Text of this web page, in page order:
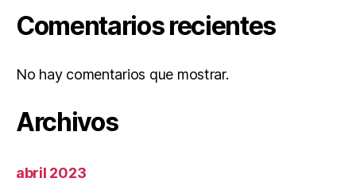
Comentarios recientes
No hay comentarios que mostrar.
Archivos
abril 2023